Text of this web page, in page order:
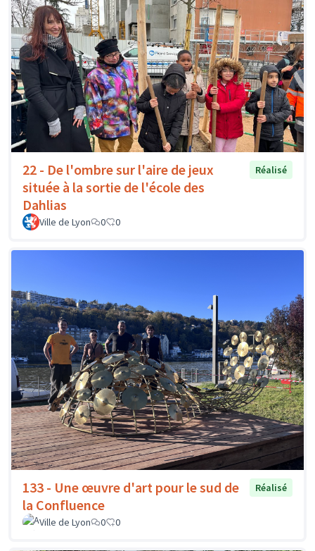
22 - De l'ombre sur l'aire de jeux
située à la sortie de l'école des
Dahlias
Réalisé
Ville de Lyon 0 0
133 - Une œuvre d'art pour le sud de
la Confluence
Réalisé
Ville de Lyon 0 0